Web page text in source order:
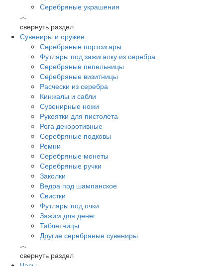
Серебряные украшения
︿
свернуть раздел
Сувениры и оружие
Серебряные портсигары
Футляры под зажигалку из серебра
Серебряные пепельницы
Серебряные визитницы
Расчески из серебра
Кинжалы и сабли
Сувенирные ножи
Рукоятки для пистолета
Рога декоротивные
Серебряные подковы
Ремни
Серебряные монеты
Серебряные ручки
Заколки
Ведра под шампанское
Свистки
Футляры под очки
Зажим для денег
Таблетницы
Другие серебряные сувениры
︿
свернуть раздел